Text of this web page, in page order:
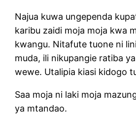
Najua kuwa ungependa
karibu zaidi moja moja kwa
kwangu. Nitafute tuone ni
muda, ili nikupangie ratiba
wewe. Utalipia kiasi kidogo
Saa moja ni laki moja
ya mtandao.